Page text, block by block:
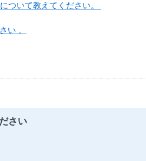
ついて教えてください。
い 。
さい